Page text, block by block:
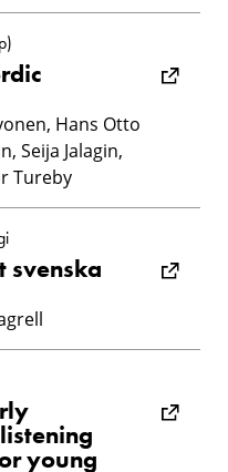
Hans Otto
Seija Jalagin,
Tureby
svenska
young